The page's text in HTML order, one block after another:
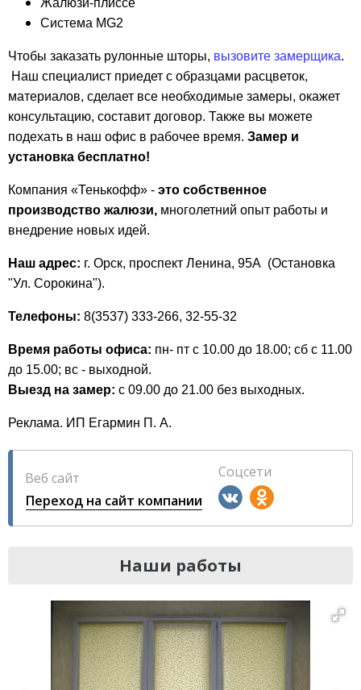
Жалюзи-плиссе
Система MG2
Чтобы заказать рулонные шторы, вызовите замерщика.
Наш специалист приедет с образцами расцветок,
материалов, сделает все необходимые замеры, окажет
консультацию, составит договор. Также вы можете
подехать в наш офис в рабочее время. Замер и
установка бесплатно!
Компания «Тенькофф» - это собственное
производство жалюзи, многолетний опыт работы и
внедрение новых идей.
Наш адрес: г. Орск, проспект Ленина, 95А (Остановка
"Ул. Сорокина").
Телефоны: 8(3537) 333-266, 32-55-32
Время работы офиса: пн- пт с 10.00 до 18.00; сб с 11.00
до 15.00; вс - выходной.
Выезд на замер: c 09.00 до 21.00 без выходных.
Реклама. ИП Егармин П. А.
Веб сайт
Переход на сайт компании
Соцсети
Наши работы